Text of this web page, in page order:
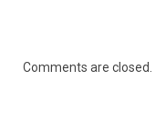
Comments are closed.